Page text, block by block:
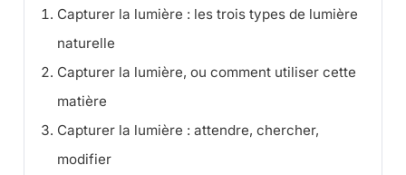
Capturer la lumière : les trois types de lumière
naturelle
Capturer la lumière, ou comment utiliser cette
matière
Capturer la lumière : attendre, chercher,
modifier